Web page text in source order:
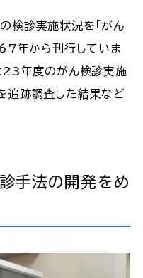
検診実施状況を「がん
年から刊行していま
年度のがん検診実施
追跡調査した結果など
手法の開発をめ